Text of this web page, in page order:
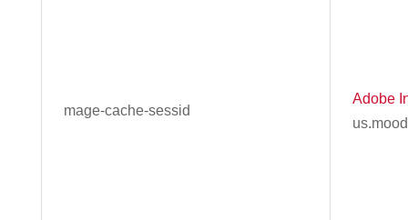
mage-cache-sessid
Adobe